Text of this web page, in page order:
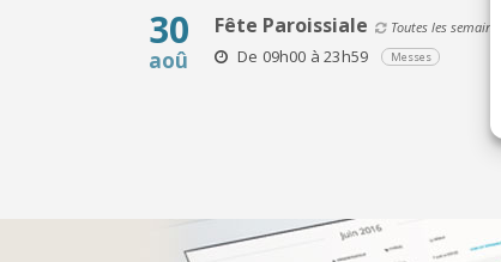
30
aoû
Fête Paroissiale Toutes les
De 09h00 à 23h59 Messes